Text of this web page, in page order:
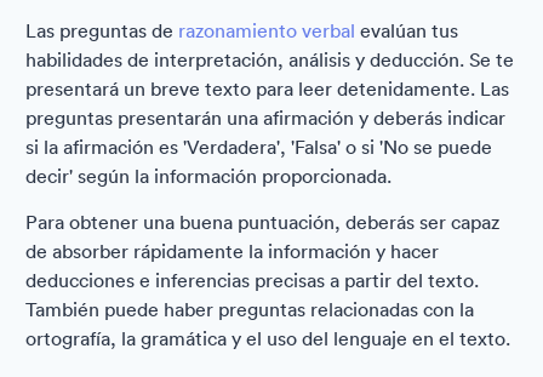
Las preguntas de razonamiento verbal evalúan tus
habilidades de interpretación, análisis y deducción. Se te
presentará un breve texto para leer detenidamente. Las
preguntas presentarán una afirmación y deberás indicar
si la afirmación es 'Verdadera', 'Falsa' o si 'No se puede
decir' según la información proporcionada.
Para obtener una buena puntuación, deberás ser capaz
de absorber rápidamente la información y hacer
deducciones e inferencias precisas a partir del texto.
También puede haber preguntas relacionadas con la
ortografía, la gramática y el uso del lenguaje en el texto.